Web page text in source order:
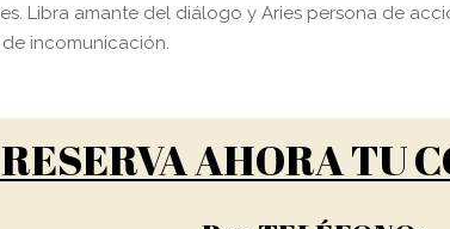
Libra amante del diálogo y Aries persona de
incomunicación.
RESERVA AHORA TU